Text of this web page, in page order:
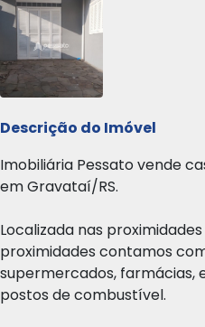
Descrição do Imóvel
Imobiliária Pessato vende
em Gravataí/RS.
Localizada nas
proximidades contamos
supermercados, farmácias,
postos de combustível.